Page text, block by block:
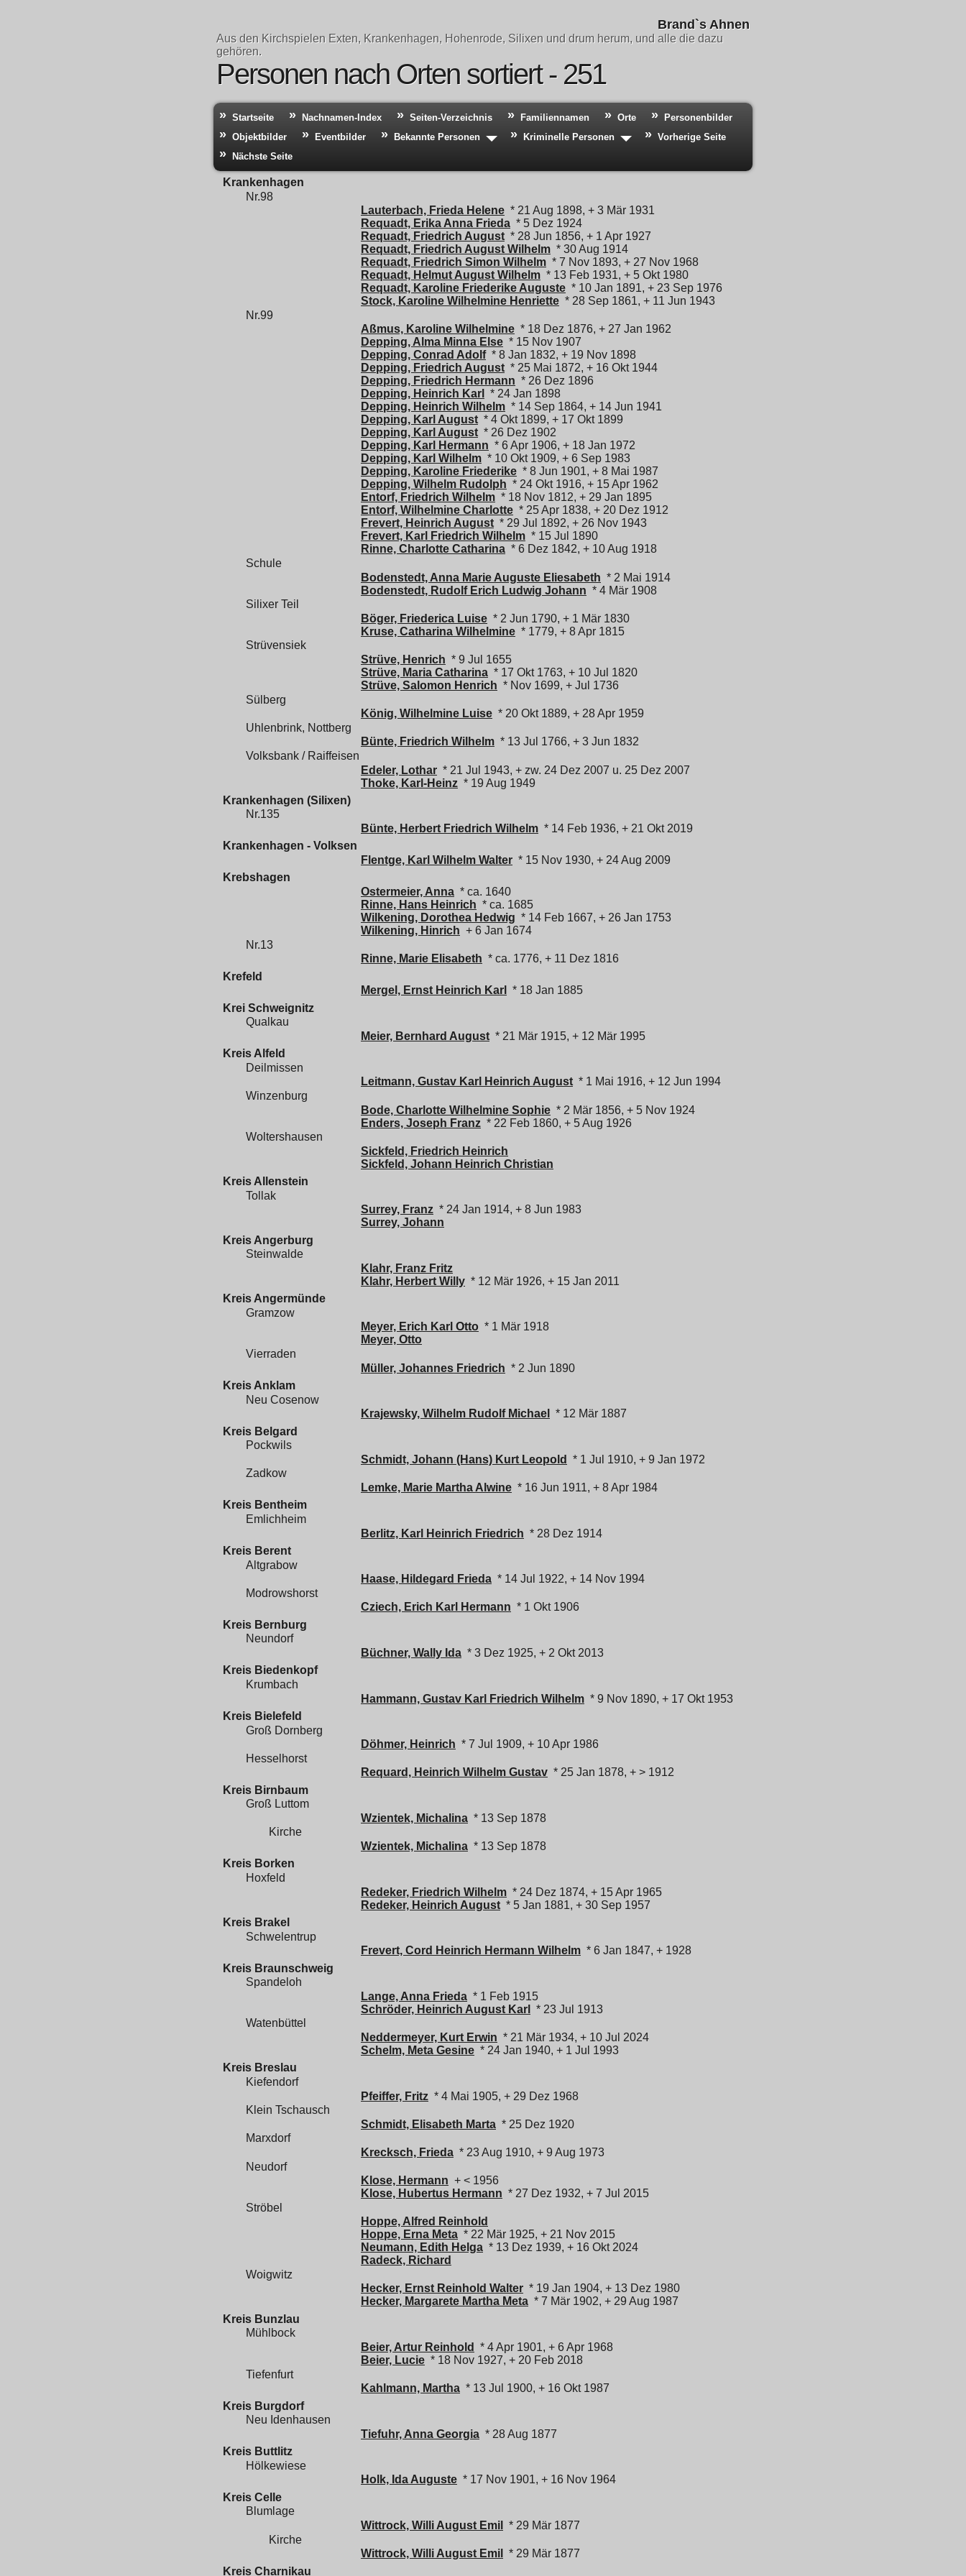
Brand`s Ahnen
Aus den Kirchspielen Exten, Krankenhagen, Hohenrode, Silixen und drum herum, und alle die dazu
gehören.
Personen nach Orten sortiert - 251
Startseite Nachnamen-Index Seiten-Verzeichnis Familiennamen Orte
Personenbilder
Objektbilder
Eventbilder Bekannte Personen Kriminelle Personen
Vorherige Seite
Nächste Seite
Krankenhagen
Nr.98
Lauterbach, Frieda Helene * 21 Aug 1898, + 3 Mär 1931
Requadt, Erika Anna Frieda * 5 Dez 1924
Requadt, Friedrich August * 28 Jun 1856, + 1 Apr 1927
Requadt, Friedrich August Wilhelm * 30 Aug 1914
Requadt, Friedrich Simon Wilhelm * 7 Nov 1893, + 27 Nov 1968
Requadt, Helmut August Wilhelm * 13 Feb 1931, + 5 Okt 1980
Requadt, Karoline Friederike Auguste * 10 Jan 1891, + 23 Sep 1976
Stock, Karoline Wilhelmine Henriette * 28 Sep 1861, + 11 Jun 1943
Nr.99
Aßmus, Karoline Wilhelmine * 18 Dez 1876, + 27 Jan 1962
Depping, Alma Minna Else * 15 Nov 1907
Depping, Conrad Adolf* 8 Jan 1832, + 19 Nov 1898
Depping, Friedrich August * 25 Mai 1872, + 16 Okt 1944
Depping, Friedrich Hermann * 26 Dez 1896
Depping, Heinrich Karl
* 24 Jan 1898
Depping, Heinrich Wilhelm * 14 Sep 1864, + 14 Jun 1941
Depping, Karl August * 4 Okt 1899, + 17 Okt 1899
Depping, Karl August * 26 Dez 1902
Depping, Karl Hermann * 6 Apr 1906, + 18 Jan 1972
Depping, Karl Wilhelm * 10 Okt 1909, + 6 Sep 1983
Depping, Karoline Friederike * 8 Jun 1901, + 8 Mai 1987
Depping, Wilhelm Rudolph * 24 Okt 1916, + 15 Apr 1962
Entorf, Friedrich Wilhelm * 18 Nov 1812, + 29 Jan 1895
Entorf, Wilhelmine Charlotte * 25 Apr 1838, + 20 Dez 1912
Frevert, Heinrich August * 29 Jul 1892, + 26 Nov 1943
Frevert, Karl Friedrich Wilhelm * 15 Jul 1890
Rinne, Charlotte Catharina * 6 Dez 1842, + 10 Aug 1918
Schule
Bodenstedt, Anna Marie Auguste Eliesabeth * 2 Mai 1914
Bodenstedt, Rudolf Erich Ludwig Johann * 4 Mär 1908
Silixer Teil
Böger, Friederica Luise * 2 Jun 1790, + 1 Mär 1830
Kruse, Catharina Wilhelmine * 1779, + 8 Apr 1815
Strüvensiek
Strüve, Henrich * 9 Jul 1655
Strüve, Maria Catharina * 17 Okt 1763, + 10 Jul 1820
Strüve, Salomon Henrich * Nov 1699, + Jul 1736
Sülberg
König, Wilhelmine Luise * 20 Okt 1889, + 28 Apr 1959
Uhlenbrink, Nottberg
Bünte, Friedrich Wilhelm * 13 Jul 1766, + 3 Jun 1832
Volksbank / Raiffeisen
Edeler, Lothar * 21 Jul 1943, + zw. 24 Dez 2007 u. 25 Dez 2007
Thoke, Karl-Heinz * 19 Aug 1949
Krankenhagen (Silixen)
Nr.135
Bünte, Herbert Friedrich Wilhelm * 14 Feb 1936, + 21 Okt 2019
Krankenhagen - Volksen
Flentge, Karl Wilhelm Walter * 15 Nov 1930, + 24 Aug 2009
Krebshagen
Ostermeier, Anna * ca. 1640
Rinne, Hans Heinrich * ca. 1685
Wilkening, Dorothea Hedwig * 14 Feb 1667, + 26 Jan 1753
Wilkening, Hinrich + 6 Jan 1674
Nr.13
Rinne, Marie Elisabeth * ca. 1776, + 11 Dez 1816
Krefeld
Mergel, Ernst Heinrich Karl
* 18 Jan 1885
Krei Schweignitz
Qualkau
Meier, Bernhard August * 21 Mär 1915, + 12 Mär 1995
Kreis Alfeld
Deilmissen
Leitmann, Gustav Karl Heinrich August * 1 Mai 1916, + 12 Jun 1994
Winzenburg
Bode, Charlotte Wilhelmine Sophie * 2 Mär 1856, + 5 Nov 1924
Enders, Joseph Franz * 22 Feb 1860, + 5 Aug 1926
Woltershausen
Sickfeld, Friedrich Heinrich
Sickfeld, Johann Heinrich Christian
Kreis Allenstein
Tollak
Surrey, Franz * 24 Jan 1914, + 8 Jun 1983
Surrey, Johann
Kreis Angerburg
Steinwalde
Klahr, Franz Fritz
Klahr, Herbert Willy * 12 Mär 1926, + 15 Jan 2011
Kreis Angermünde
Gramzow
Meyer, Erich Karl Otto * 1 Mär 1918
Meyer, Otto
Vierraden
Müller, Johannes Friedrich * 2 Jun 1890
Kreis Anklam
Neu Cosenow
Krajewsky, Wilhelm Rudolf Michael
* 12 Mär 1887
Kreis Belgard
Pockwils
Schmidt, Johann (Hans) Kurt Leopold
* 1 Jul 1910, + 9 Jan 1972
Zadkow
Lemke, Marie Martha Alwine * 16 Jun 1911, + 8 Apr 1984
Kreis Bentheim
Emlichheim
Berlitz, Karl Heinrich Friedrich * 28 Dez 1914
Kreis Berent
Altgrabow
Haase, Hildegard Frieda * 14 Jul 1922, + 14 Nov 1994
Modrowshorst
Cziech, Erich Karl Hermann * 1 Okt 1906
Kreis Bernburg
Neundorf
Büchner, Wally Ida * 3 Dez 1925, + 2 Okt 2013
Kreis Biedenkopf
Krumbach
Hammann, Gustav Karl Friedrich Wilhelm * 9 Nov 1890, + 17 Okt 1953
Kreis Bielefeld
Groß Dornberg
Döhmer, Heinrich * 7 Jul 1909, + 10 Apr 1986
Hesselhorst
Requard, Heinrich Wilhelm Gustav * 25 Jan 1878, + > 1912
Kreis Birnbaum
Groß Luttom
Wzientek, Michalina * 13 Sep 1878
Kirche
Wzientek, Michalina * 13 Sep 1878
Kreis Borken
Hoxfeld
Redeker, Friedrich Wilhelm * 24 Dez 1874, + 15 Apr 1965
Redeker, Heinrich August * 5 Jan 1881, + 30 Sep 1957
Kreis Brakel
Schwelentrup
Frevert, Cord Heinrich Hermann Wilhelm * 6 Jan 1847, + 1928
Kreis Braunschweig
Spandeloh
Lange, Anna Frieda * 1 Feb 1915
Schröder, Heinrich August Karl
* 23 Jul 1913
Watenbüttel
Neddermeyer, Kurt Erwin * 21 Mär 1934, + 10 Jul 2024
Schelm, Meta Gesine * 24 Jan 1940, + 1 Jul 1993
Kreis Breslau
Kiefendorf
Pfeiffer, Fritz * 4 Mai 1905, + 29 Dez 1968
Klein Tschausch
Schmidt, Elisabeth Marta * 25 Dez 1920
Marxdorf
Krecksch, Frieda * 23 Aug 1910, + 9 Aug 1973
Neudorf
Klose, Hermann + < 1956
Klose, Hubertus Hermann * 27 Dez 1932, + 7 Jul 2015
Ströbel
Hoppe, Alfred Reinhold
Hoppe, Erna Meta * 22 Mär 1925, + 21 Nov 2015
Neumann, Edith Helga * 13 Dez 1939, + 16 Okt 2024
Radeck, Richard
Woigwitz
Hecker, Ernst Reinhold Walter * 19 Jan 1904, + 13 Dez 1980
Hecker, Margarete Martha Meta * 7 Mär 1902, + 29 Aug 1987
Kreis Bunzlau
Mühlbock
Beier, Artur Reinhold
* 4 Apr 1901, + 6 Apr 1968
Beier, Lucie * 18 Nov 1927, + 20 Feb 2018
Tiefenfurt
Kahlmann, Martha * 13 Jul 1900, + 16 Okt 1987
Kreis Burgdorf
Neu Idenhausen
Tiefuhr, Anna Georgia * 28 Aug 1877
Kreis Buttlitz
Hölkewiese
Holk, Ida Auguste * 17 Nov 1901, + 16 Nov 1964
Kreis Celle
Blumlage
Wittrock, Willi August Emil
* 29 Mär 1877
Kirche
Wittrock, Willi August Emil
* 29 Mär 1877
Kreis Charnikau